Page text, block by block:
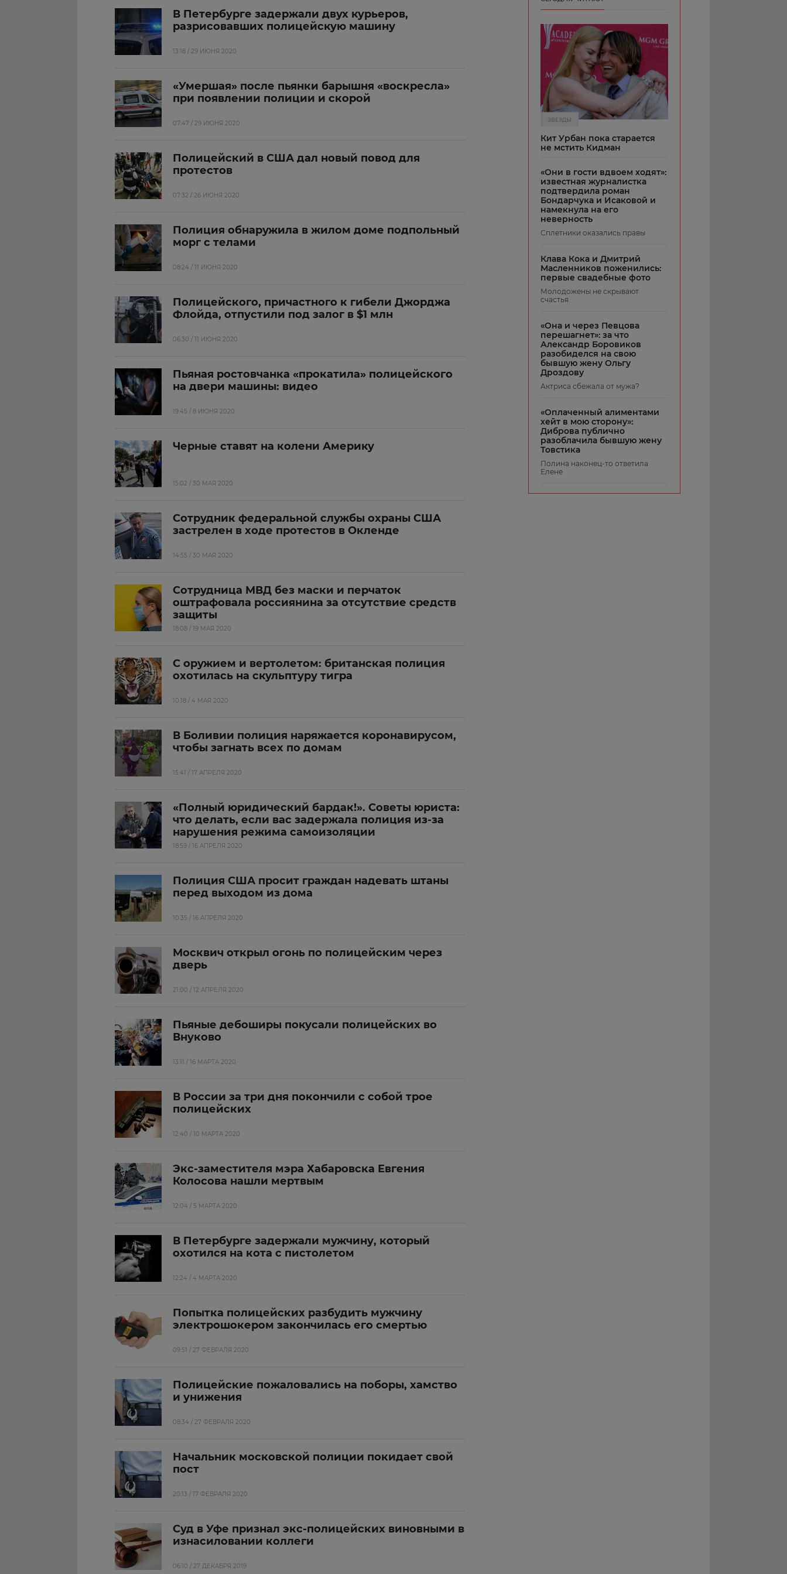
В Петербурге задержали двух курьеров,
разрисовавших полицейскую машину
13:18 / 29 ИЮНЯ 2020
«Умершая» после пьянки барышня «воскресла»
при появлении полиции и скорой
07:47 / 29 ИЮНЯ 2020
Полицейский в США дал новый повод для
протестов
07:32 / 26 ИЮНЯ 2020
Полиция обнаружила в жилом доме подпольный
морг с телами
08:24 / 11 ИЮНЯ 2020
Полицейского, причастного к гибели Джорджа
Флойда, отпустили под залог в $1 млн
06:30 / 11 ИЮНЯ 2020
Пьяная ростовчанка «прокатила» полицейского
на двери машины: видео
19:45 / 8 ИЮНЯ 2020
Черные ставят на колени Америку
15:02 / 30 МАЯ 2020
Сотрудник федеральной службы охраны США
застрелен в ходе протестов в Окленде
14:55 / 30 МАЯ 2020
Сотрудница МВД без маски и перчаток
оштрафовала россиянина за отсутствие средств
защиты
18:08 / 19 МАЯ 2020
С оружием и вертолетом: британская полиция
охотилась на скульптуру тигра
10:18 / 4 МАЯ 2020
В Боливии полиция наряжается коронавирусом,
чтобы загнать всех по домам
15:41 / 17 АПРЕЛЯ 2020
«Полный юридический бардак!». Советы юриста:
что делать, если вас задержала полиция из-за
нарушения режима самоизоляции
18:59 / 16 АПРЕЛЯ 2020
Полиция США просит граждан надевать штаны
перед выходом из дома
10:35 / 16 АПРЕЛЯ 2020
Москвич открыл огонь по полицейским через
дверь
21:00 / 12 АПРЕЛЯ 2020
Пьяные дебоширы покусали полицейских во
Внуково
13:11 / 16 МАРТА 2020
В России за три дня покончили с собой трое
полицейских
12:40 / 10 МАРТА 2020
Экс-заместителя мэра Хабаровска Евгения
Колосова нашли мертвым
12:04 / 5 МАРТА 2020
В Петербурге задержали мужчину, который
охотился на кота с пистолетом
12:24 / 4 МАРТА 2020
Попытка полицейских разбудить мужчину
электрошокером закончилась его смертью
09:51 / 27 ФЕВРАЛЯ 2020
Полицейские пожаловались на поборы, хамство
и унижения
08:34 / 27 ФЕВРАЛЯ 2020
Начальник московской полиции покидает свой
пост
20:13 / 17 ФЕВРАЛЯ 2020
Суд в Уфе признал экс-полицейских виновными в
изнасиловании коллеги
06:10 / 27 ДЕКАБРЯ 2019
ЗВЕЗДЫ
Кит Урбан пока старается
не мстить Кидман
«Они в гости вдвоем ходят»:
известная журналистка
подтвердила роман
Бондарчука и Исаковой и
намекнула на его
неверность
Сплетники оказались правы
Клава Кока и Дмитрий
Масленников поженились:
первые свадебные фото
Молодожены не скрывают
счастья
«Она и через Певцова
перешагнет»: за что
Александр Боровиков
разобиделся на свою
бывшую жену Ольгу
Дроздову
Актриса сбежала от мужа?
«Оплаченный алиментами
хейт в мою сторону»:
Диброва публично
разоблачила бывшую жену
Товстика
Полина наконец-то ответила
Елене